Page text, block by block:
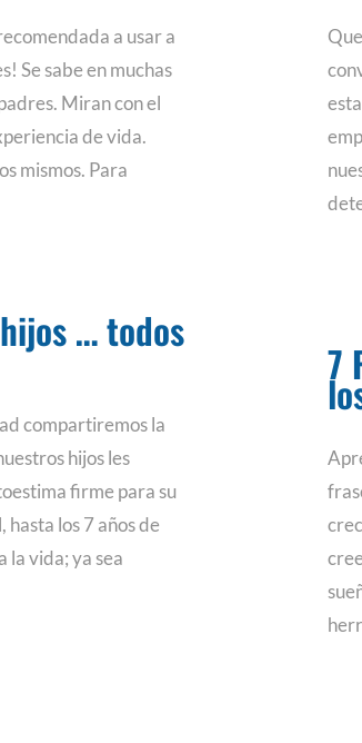
a usar a
Se sabe en muchas
Miran con el
de vida.
mismos. Para
… todos
compartiremos la
hijos les
firme para su
los 7 años de
la vida; ya sea
7